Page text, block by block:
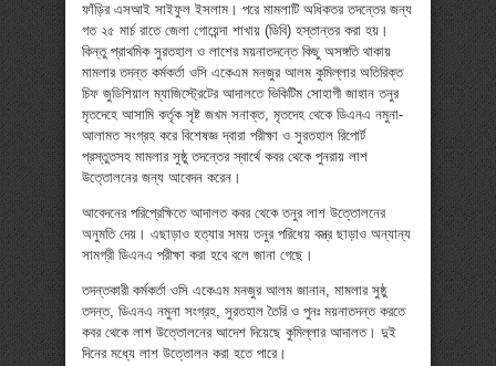
ফাঁড়ির এসআই সাইফুল ইসলাম। পরে মামলাটি অধিকতর তদন্তের জন্য
গত ২৫ মার্চ রাতে জেলা গোয়েন্দা শাখায় (ডিবি) হস্তান্তর করা হয়।
কিন্তু প্রাথমিক সুরতহাল ও লাশের ময়নাতদন্তে কিছু অসঙ্গতি থাকায়
মামলার তদন্ত কর্মকর্তা ওসি একেএম মনজুর আলম কুমিল্লার অতিরিক্ত
চিফ জুডিশিয়াল ম্যাজিস্ট্রেটের আদালতে ভিকিটিম সোহাগী জাহান তনুর
মৃতদেহে আসামি কর্তৃক সৃষ্ট জখম সনাক্ত, মৃতদেহ থেকে ডিএনএ নমুনা-
আলামত সংগ্রহ করে বিশেষজ্ঞ দ্বারা পরীক্ষা ও সুরতহাল রিপোর্ট
প্রস্তুতসহ মামলার সুষ্ঠু তদন্তের স্বার্থে কবর থেকে পুনরায় লাশ
উত্তোলনের জন্য আবেদন করেন।
আবেদনের পরিপ্রেক্ষিতে আদালত কবর থেকে তনুর লাশ উত্তোলনের
অনুমতি দেয়। এছাড়াও হত্যার সময় তনুর পরিধেয় বস্ত্র ছাড়াও অন্যান্য
সামগ্রী ডিএনএ পরীক্ষা করা হবে বলে জানা গেছে।
তদন্তকারী কর্মকর্তা ওসি একেএম মনজুর আলম জানান, মামলার সুষ্ঠু
তদন্ত, ডিএনএ নমুনা সংগ্রহ, সুরতহাল তৈরি ও পুনঃ ময়নাতদন্ত করতে
কবর থেকে লাশ উত্তোলনের আদেশ দিয়েছে কুমিল্লার আদালত। দুই
দিনের মধ্যে লাশ উত্তোলন করা হতে পারে।